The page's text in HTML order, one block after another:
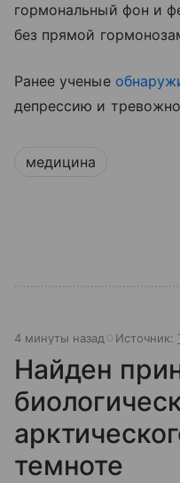
гормональный фон и
без прямой
Ранее ученые
депрессию и
медицина
4 минуты назад Источник:
Найден
темноте